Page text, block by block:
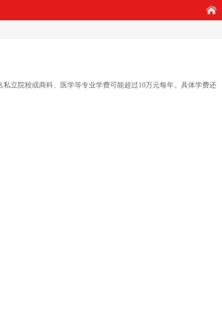
立院校或商科、医学等专业学费可能超过10万元每年。具体学费还